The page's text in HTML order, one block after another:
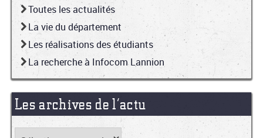
Toutes les actualités
La vie du département
Les réalisations des étudiants
La recherche à Infocom Lannion
Les archives de l’actu